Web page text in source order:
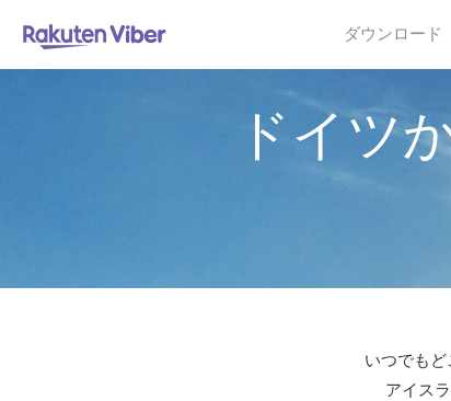
ダウンロード
ドイツ
いつでも
アイス